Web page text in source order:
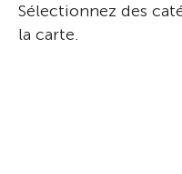
Sélectionnez des
la carte.